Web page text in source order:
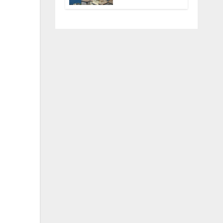
Anguillara